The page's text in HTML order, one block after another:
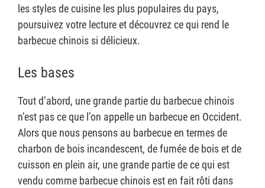
les styles de cuisine les plus populaires du pays,
poursuivez votre lecture et découvrez ce qui rend le
barbecue chinois si délicieux.
Les bases
Tout d’abord, une grande partie du barbecue chinois
n’est pas ce que l’on appelle un barbecue en Occident.
Alors que nous pensons au barbecue en termes de
charbon de bois incandescent, de fumée de bois et de
cuisson en plein air, une grande partie de ce qui est
vendu comme barbecue chinois est en fait rôti dans